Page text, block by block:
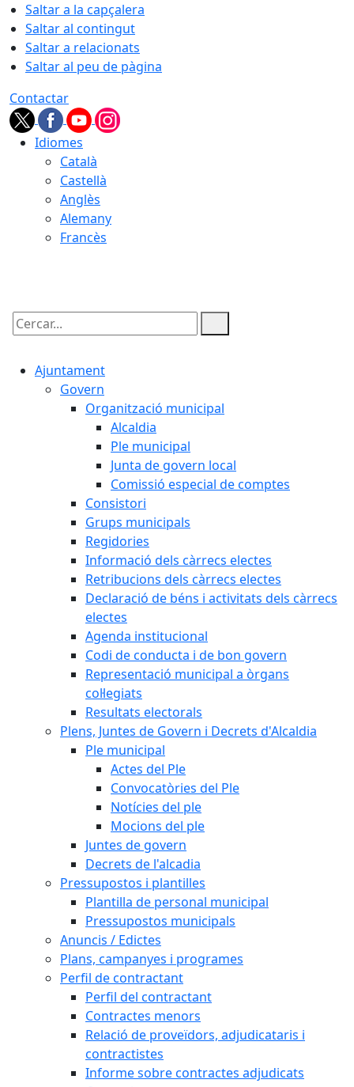
Saltar a la capçalera
Saltar al contingut
Saltar a relacionats
Saltar al peu de pàgina
Contactar
Idiomes
Català
Castellà
Anglès
Alemany
Francès
Cercar:
Ajuntament
Govern
Organització municipal
Alcaldia
Ple municipal
Junta de govern local
Comissió especial de comptes
Consistori
Grups municipals
Regidories
Informació dels càrrecs electes
Retribucions dels càrrecs electes
Declaració de béns i activitats dels càrrecs
electes
Agenda institucional
Codi de conducta i de bon govern
Representació municipal a òrgans
col·legiats
Resultats electorals
Plens, Juntes de Govern i Decrets d'Alcaldia
Ple municipal
Actes del Ple
Convocatòries del Ple
Notícies del ple
Mocions del ple
Juntes de govern
Decrets de l'alcadia
Pressupostos i plantilles
Plantilla de personal municipal
Pressupostos municipals
Anuncis / Edictes
Plans, campanyes i programes
Perfil de contractant
Perfil del contractant
Contractes menors
Relació de proveïdors, adjudicataris i
contractistes
Informe sobre contractes adjudicats